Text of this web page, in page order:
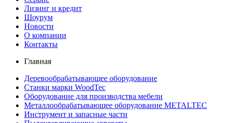
Лизинг и кредит
Шоурум
Новости
О компании
Контакты
Главная
Деревообрабатывающее оборудование
Станки марки WoodTec
Оборудование для производства мебели
Металлообрабатывающее оборудование METALTEC
Инструмент и запасные части